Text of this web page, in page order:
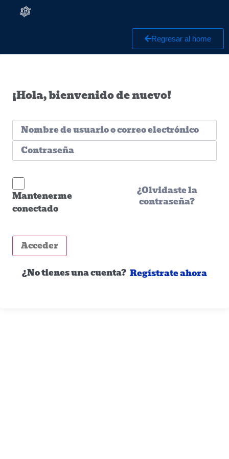
Regresar al home
¡Hola, bienvenido de nuevo!
Mantenerme
conectado
¿Olvidaste la
contraseña?
Acceder
¿No tienes una cuenta? Regístrate ahora